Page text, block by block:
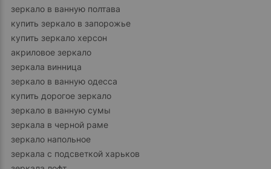
зеркало в ванную полтава
купить зеркало в запорожье
купить зеркало херсон
акриловое зеркало
зеркала винница
зеркало в ванную одесса
купить дорогое зеркало
зеркало в ванную сумы
зеркала в черной раме
зеркало напольное
зеркала с подсветкой харьков